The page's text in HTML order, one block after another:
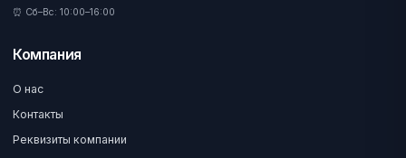
⏰ Сб–Вс: 10:00–16:00
Компания
О нас
Контакты
Реквизиты компании